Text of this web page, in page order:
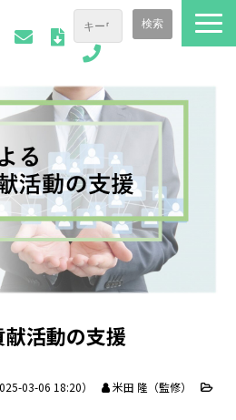
ーオフィスについて
ご相談事例
会社情報
トピックス
役立ち資料
活動の支援
03-06 18:20）
米田 隆（監修）